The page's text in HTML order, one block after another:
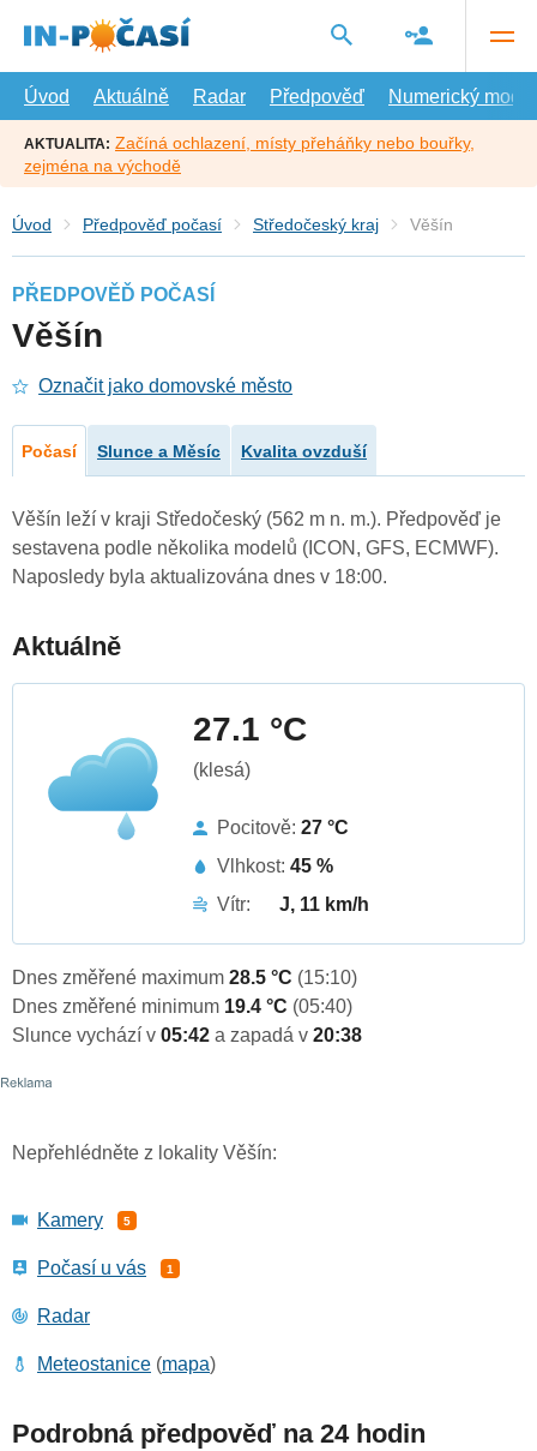
hlavní
Úvod
Aktuálně Radar Předpověď Numerický model
AKTUALITA: Začíná ochlazení, místy přeháňky nebo bouřky,
zejména na východě
Úvod Předpověď počasí Středočeský kraj Věšín
PŘEDPOVĚĎ POČASÍ
Věšín
Označit jako domovské město
Počasí Slunce a Měsíc Kvalita ovzduší
Věšín leží v kraji Středočeský (562 m n. m.). Předpověď je
sestavena podle několika modelů (ICON, GFS, ECMWF).
Naposledy byla aktualizována dnes v 18:00.
Aktuálně
27.1 °C
(klesá)
Pocitově: 27 °C
Vlhkost: 45 %
Vítr:
J, 11 km/h
Dnes změřené maximum 28.5 °C (15:10)
Dnes změřené minimum 19.4 °C (05:40)
Slunce vychází v 05:42 a zapadá v 20:38
Nepřehlédněte z lokality Věšín:
Kamery 5
Počasí u vás 1
Radar
Meteostanice (mapa)
Podrobná předpověď na 24 hodin